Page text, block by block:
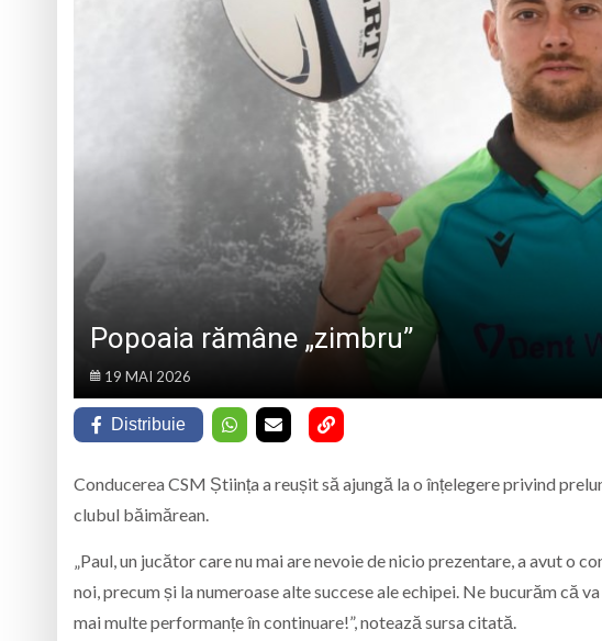
Un tânăr din Petrova s-a stins
5 august 1984: regalul olimpic
Pompierii voluntari din cadrul
Prefectura Maramureș le cere
Popoaia rămâne „zimbru”
19 MAI 2026
Distribuie
Conducerea CSM Știința a reușit să ajungă la o înțelegere privind
clubul băimărean.
„Paul, un jucător care nu mai are nevoie de nicio prezentare, a avut o
noi, precum și la numeroase alte succese ale echipei. Ne bucurăm că
mai multe performanțe în continuare!”, notează sursa citată.